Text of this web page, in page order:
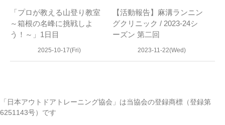
「プロが教える山登り教室
～箱根の名峰に挑戦しよ
う！～」1日目
2025-10-17(Fri)
【活動報告】麻溝ランニン
グクリニック / 2023-24シ
ーズン 第二回
2023-11-22(Wed)
「日本アウトドアトレーニング協会」は当協会の登録商標（登録第
6251143号）です